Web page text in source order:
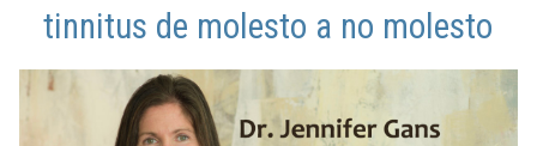
tinnitus de molesto a no molesto